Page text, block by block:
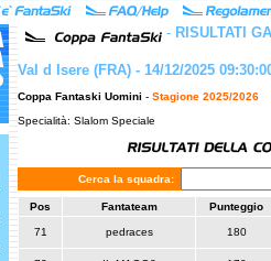
- RISULTATI
Val d Isere (FRA) - 14/12/2025
Coppa Fantaski Uomini - Stagione 2025/2026
Specialità: Slalom Speciale
Cerca la squadra:
Pos Fantateam Punteggio
71 pedraces 180